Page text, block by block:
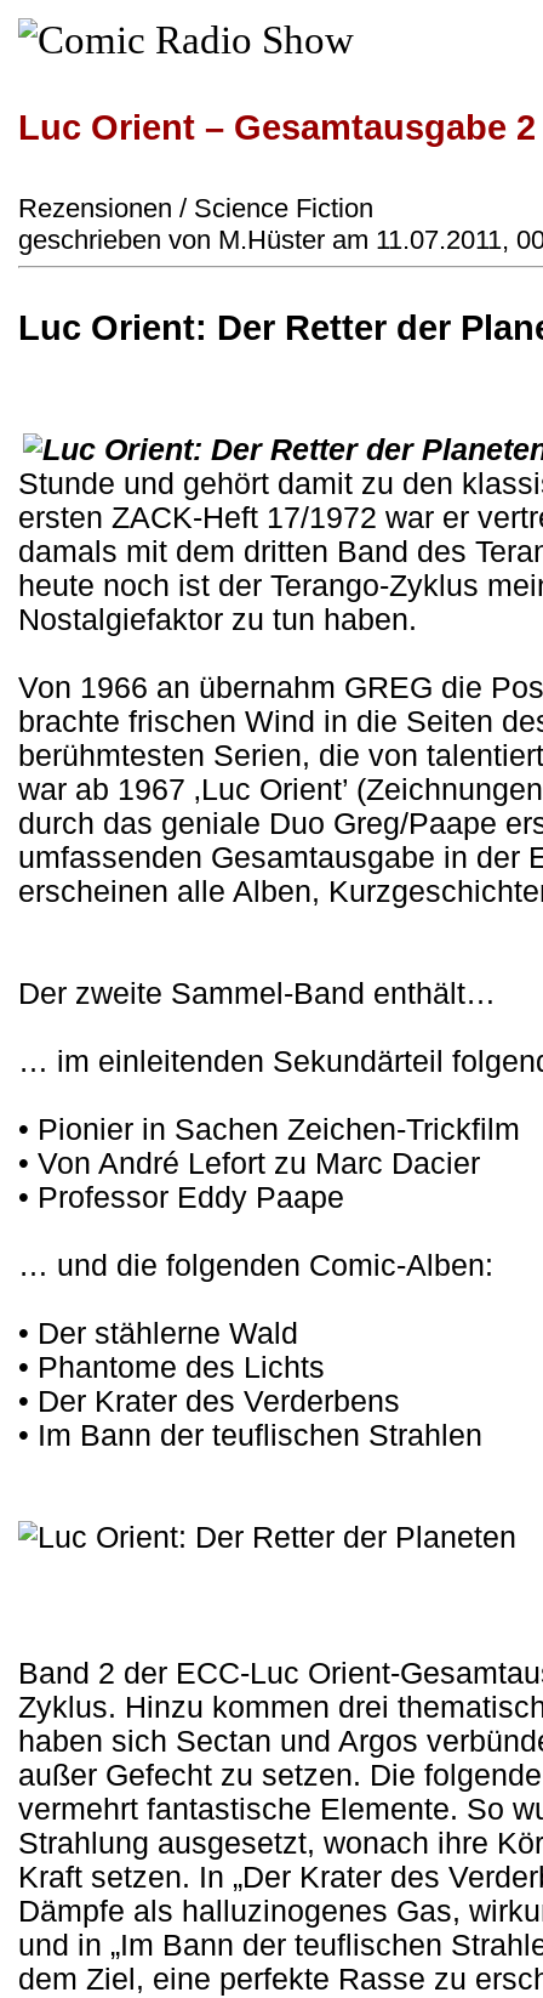
Luc Orient – Gesamtausgabe 2
Rezensionen / Science Fiction
geschrieben von M.Hüster am 11.07.2011,
Luc Orient: Der Retter der
Stunde und gehört damit zu den
ersten ZACK-Heft 17/1972 war er
damals mit dem dritten Band des
heute noch ist der Terango-Zyklus
Nostalgiefaktor zu tun haben.
Von 1966 an übernahm GREG die
brachte frischen Wind in die Seiten
berühmtesten Serien, die von
war ab 1967 ‚Luc Orient’
durch das geniale Duo Greg/Paape
umfassenden Gesamtausgabe in der
erscheinen alle Alben,
Der zweite Sammel-Band enthält…
… im einleitenden Sekundärteil
• Pionier in Sachen Zeichen-Trickfilm
• Von André Lefort zu Marc Dacier
• Professor Eddy Paape
… und die folgenden Comic-Alben:
• Der stählerne Wald
• Phantome des Lichts
• Der Krater des Verderbens
• Im Bann der teuflischen Strahlen
Band 2 der ECC-Luc Orient-
Zyklus. Hinzu kommen drei
haben sich Sectan und Argos
außer Gefecht zu setzen. Die
vermehrt fantastische Elemente. So
Strahlung ausgesetzt, wonach ihre
Kraft setzen. In „Der Krater des
Dämpfe als halluzinogenes Gas,
und in „Im Bann der teuflischen
dem Ziel, eine perfekte Rasse zu